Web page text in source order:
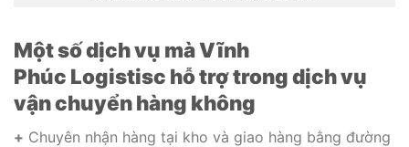
Một số dịch vụ mà Vĩnh
Phúc Logistisc hỗ trợ trong dịch vụ
vận chuyển hàng không
+ Chuyên nhận hàng tại kho và giao hàng bằng đường